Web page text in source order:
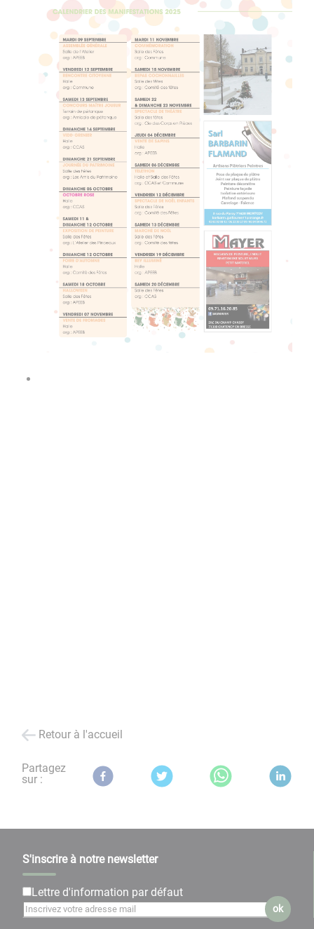
Retour à l'accueil
Partagez
sur :
S'inscrire à notre newsletter
Lettre d'information par défaut
ok